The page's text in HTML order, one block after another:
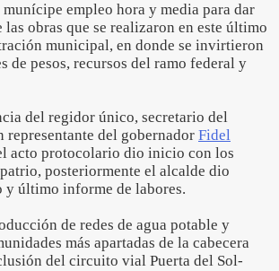
munícipe empleo hora y media para dar
las obras que se realizaron en este último
municipal, en donde se invirtieron
de pesos, recursos del ramo federal y
del regidor único, secretario del
representante del gobernador Fidel
acto protocolario dio inicio con los
posteriormente el alcalde dio
y último informe de labores.
de redes de agua potable y
más apartadas de la cabecera
del circuito vial Puerta del Sol-